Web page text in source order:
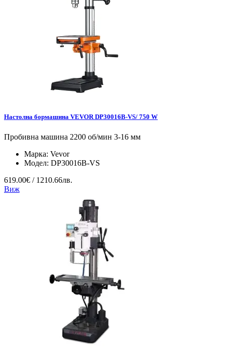
Настолна бормашина VEVOR DP30016B-VS/ 750 W
Пробивна машина 2200 об/мин 3-16 мм
Марка: Vevor
Модел: DP30016B-VS
619.00€ / 1210.66лв.
Виж